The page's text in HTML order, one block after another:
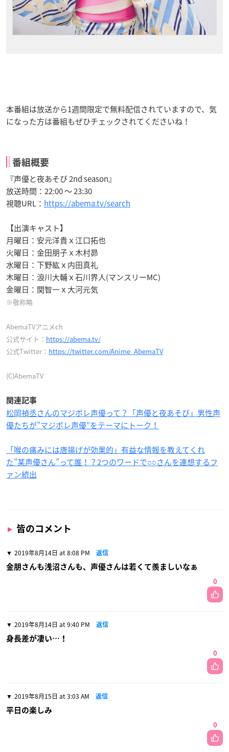
本番組は放送から1週間限定で無料配信されていますので、気
になった方は番組もぜひチェックされてくださいね！
番組概要
『声優と夜あそび 2nd season』
放送時間：22:00 〜 23:30
視聴URL： https://abema.tv/search
【出演キャスト】
月曜日：安元洋貴ｘ江口拓也
火曜日：金田朋子ｘ木村昴
水曜日：下野紘ｘ内田真礼
木曜日：浪川大輔ｘ石川界人(マンスリーMC)
金曜日：関智一ｘ大河元気
※敬称略
AbemaTVアニメch
公式サイト： https://abema.tv/
公式Twitter： https://twitter.com/Anime_AbemaTV
(C)AbemaTV
関連記事
松岡禎丞さんのマジボレ声優って？「声優と夜あそび」男性声
優たちが”マジボレ声優”をテーマにトーク！
「喉の痛みには唐揚げが効果的」有益な情報を教えてくれ
た”某声優さん”って誰！？2つのワードで○○さんを連想するフ
ァン続出
皆のコメント
2019年8月14日 at 8:08 PM 返信
金朋さんも浅沼さんも、声優さんは若くて羨ましいなぁ
0
2019年8月14日 at 9:40 PM 返信
身長差が凄い…！
0
2019年8月15日 at 3:03 AM 返信
平日の楽しみ
0